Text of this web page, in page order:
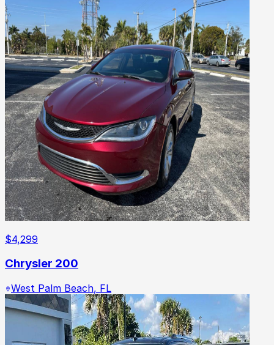
$4,299
Chrysler 200
West Palm Beach, FL